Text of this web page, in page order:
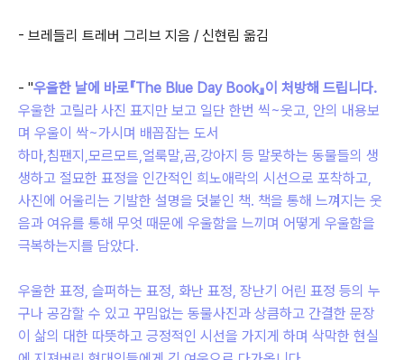
- 브레들리 트레버 그리브 지음 / 신현림 옮김
- "우울한 날에 바로『The Blue Day Book』이 처방해 드립니다.
우울한 고릴라 사진 표지만 보고 일단 한번 씩~웃고, 안의 내용보
며 우울이 싹~가시며 배꼽잡는 도서
하마,침팬지,모르모트,얼룩말,곰,강아지 등 말못하는 동물들의 생
생하고 절묘한 표정을 인간적인 희노애락의 시선으로 포착하고,
사진에 어울리는 기발한 설명을 덧붙인 책. 책을 통해 느껴지는 웃
음과 여유를 통해 무엇 때문에 우울함을 느끼며 어떻게 우울함을
극복하는지를 담았다.
우울한 표정, 슬퍼하는 표정, 화난 표정, 장난기 어린 표정 등의 누
구나 공감할 수 있고 꾸밈없는 동물사진과 상큼하고 간결한 문장
이 삶의 대한 따뜻하고 긍정적인 시선을 가지게 하며 삭막한 현실